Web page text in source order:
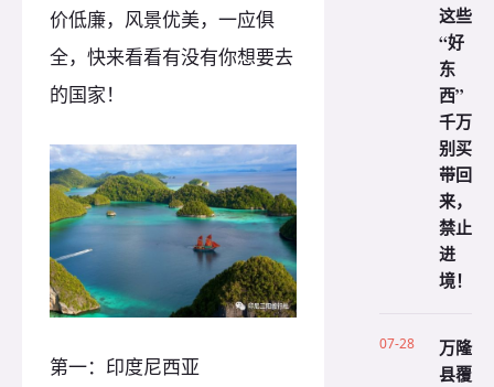
价低廉，风景优美，一应俱
全，快来看看有没有你想要去
的国家！
第一：印度尼西亚
这些
“好
东
西”
千万
别买
带回
来，
禁止
进
境！
07-28
万隆
县覆